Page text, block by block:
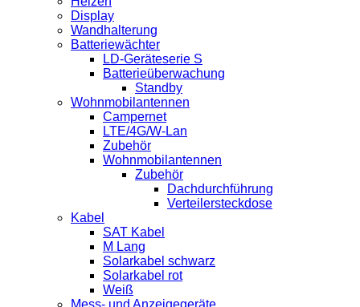
Display
Wandhalterung
Batteriewächter
LD-Geräteserie S
Batterieüberwachung
Standby
Wohnmobilantennen
Campernet
LTE/4G/W-Lan
Zubehör
Wohnmobilantennen
Zubehör
Dachdurchführung
Verteilersteckdose
Kabel
SAT Kabel
M Lang
Solarkabel schwarz
Solarkabel rot
Weiß
Mess- und Anzeigegeräte